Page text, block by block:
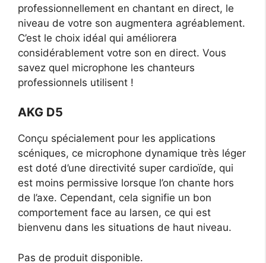
professionnellement en chantant en direct, le
niveau de votre son augmentera agréablement.
C’est le choix idéal qui améliorera
considérablement votre son en direct. Vous
savez quel microphone les chanteurs
professionnels utilisent !
AKG D5
Conçu spécialement pour les applications
scéniques, ce microphone dynamique très léger
est doté d’une directivité super cardioïde, qui
est moins permissive lorsque l’on chante hors
de l’axe. Cependant, cela signifie un bon
comportement face au larsen, ce qui est
bienvenu dans les situations de haut niveau.
Pas de produit disponible.